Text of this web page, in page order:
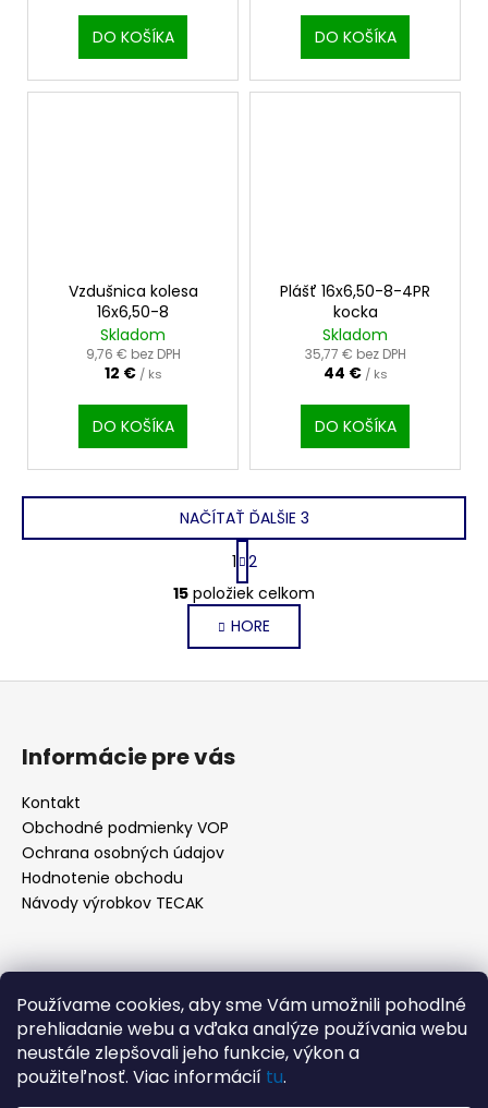
Používame cookies, aby sme Vám umožnili pohodlné
prehliadanie webu a vďaka analýze používania webu
neustále zlepšovali jeho funkcie, výkon a
použiteľnosť. Viac informácií tu.
DO KOŠÍKA DO KOŠÍKA
Vzdušnica kolesa
16x6,50-8
Skladom
9,76 € bez DPH
12 € / ks
DO KOŠÍKA
Plášť 16x6,50-8-4PR
kocka
Skladom
35,77 € bez DPH
44 € / ks
DO KOŠÍKA
O
v
l
á
d
p
s
u
NAČÍTAŤ ĎALŠIE 3
S
t
r
á
n
k
1 2
15 položiek celkom
HORE
Z
Informácie pre vás
Kontakt
Obchodné podmienky VOP
Ochrana osobných údajov
Hodnotenie obchodu
Návody výrobkov TECAK
info@tecak.sk
0908 996 379